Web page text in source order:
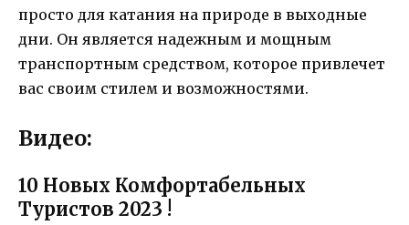
просто для катания на природе в выходные
дни. Он является надежным и мощным
транспортным средством, которое привлечет
вас своим стилем и возможностями.
Видео:
10 Новых Комфортабельных
Туристов 2023 !